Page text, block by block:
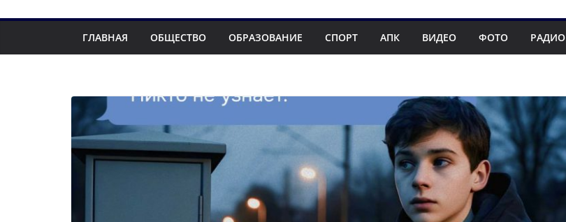
ГЛАВНАЯ ОБЩЕСТВО ОБРАЗОВАНИЕ СПОРТ АПК ВИДЕО ФОТО РАДИО